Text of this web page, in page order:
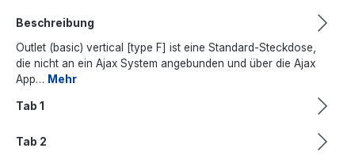
Beschreibung
Outlet (basic) vertical [type F] ist eine Standard-Steckdose,
die nicht an ein Ajax System angebunden und über die Ajax
App… Mehr
Tab 1
Tab 2